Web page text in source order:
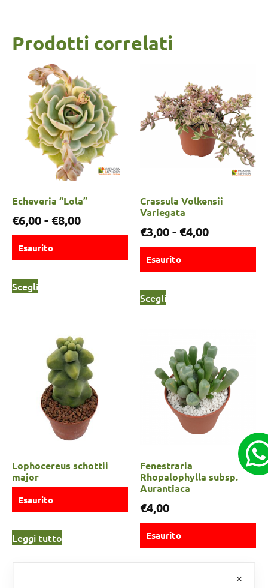
Prodotti correlati
Echeveria “Lola”
€6,00- €8,00
Esaurito
Scegli
Crassula Volkensii
Variegata
€3,00- €4,00
Esaurito
Scegli
Lophocereus schottii
major
Esaurito
Leggi tutto
Fenestraria
Rhopalophylla subsp.
Aurantiaca
€4,00
Esaurito
✕